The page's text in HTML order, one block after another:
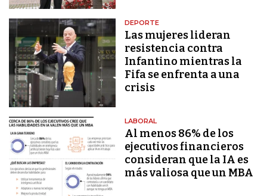
DEPORTE
Las mujeres lideran
resistencia contra
Infantino mientras la
Fifa se enfrenta a una
crisis
LABORAL
Al menos 86% de los
ejecutivos financieros
consideran que la IA es
más valiosa que un MBA